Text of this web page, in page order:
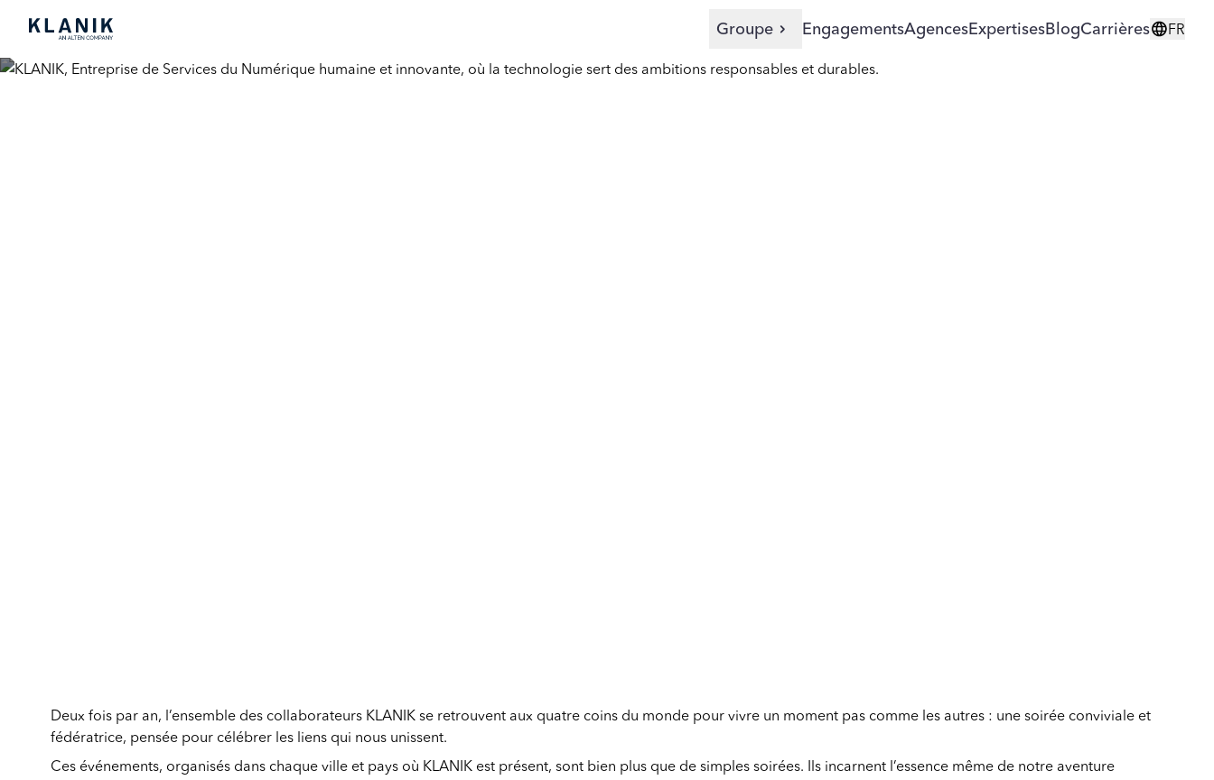
Groupe EngagementsAgencesExpertisesBlogCarrières FR
Deux fois par an, l’ensemble des collaborateurs KLANIK se retrouvent aux quatre coins du monde pour vivre un moment pas comme les autres : une soirée conviviale et
fédératrice, pensée pour célébrer les liens qui nous unissent.
Ces événements, organisés dans chaque ville et pays où KLANIK est présent, sont bien plus que de simples soirées. Ils incarnent l’essence même de notre aventure